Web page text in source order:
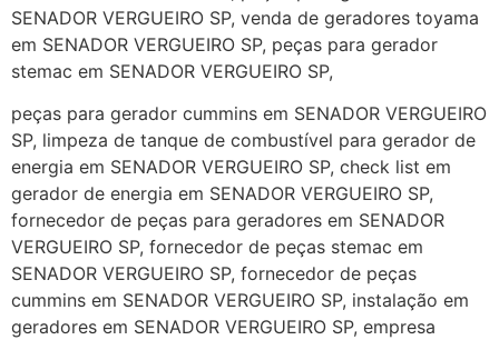
SENADOR VERGUEIRO SP, venda de geradores toyama
em SENADOR VERGUEIRO SP, peças para gerador
stemac em SENADOR VERGUEIRO SP,
peças para gerador cummins em SENADOR VERGUEIRO
SP, limpeza de tanque de combustível para gerador de
energia em SENADOR VERGUEIRO SP, check list em
gerador de energia em SENADOR VERGUEIRO SP,
fornecedor de peças para geradores em SENADOR
VERGUEIRO SP, fornecedor de peças stemac em
SENADOR VERGUEIRO SP, fornecedor de peças
cummins em SENADOR VERGUEIRO SP, instalação em
geradores em SENADOR VERGUEIRO SP, empresa